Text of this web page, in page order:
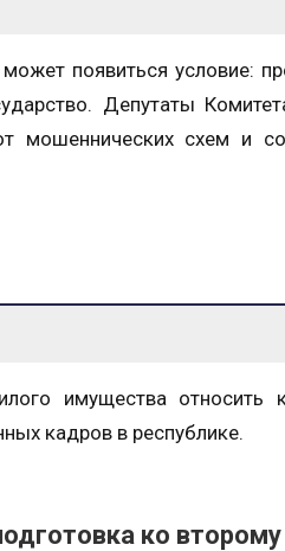
появиться условие:
Депутаты
мошеннических схем и
имущества относить
кадров в республике.
ко